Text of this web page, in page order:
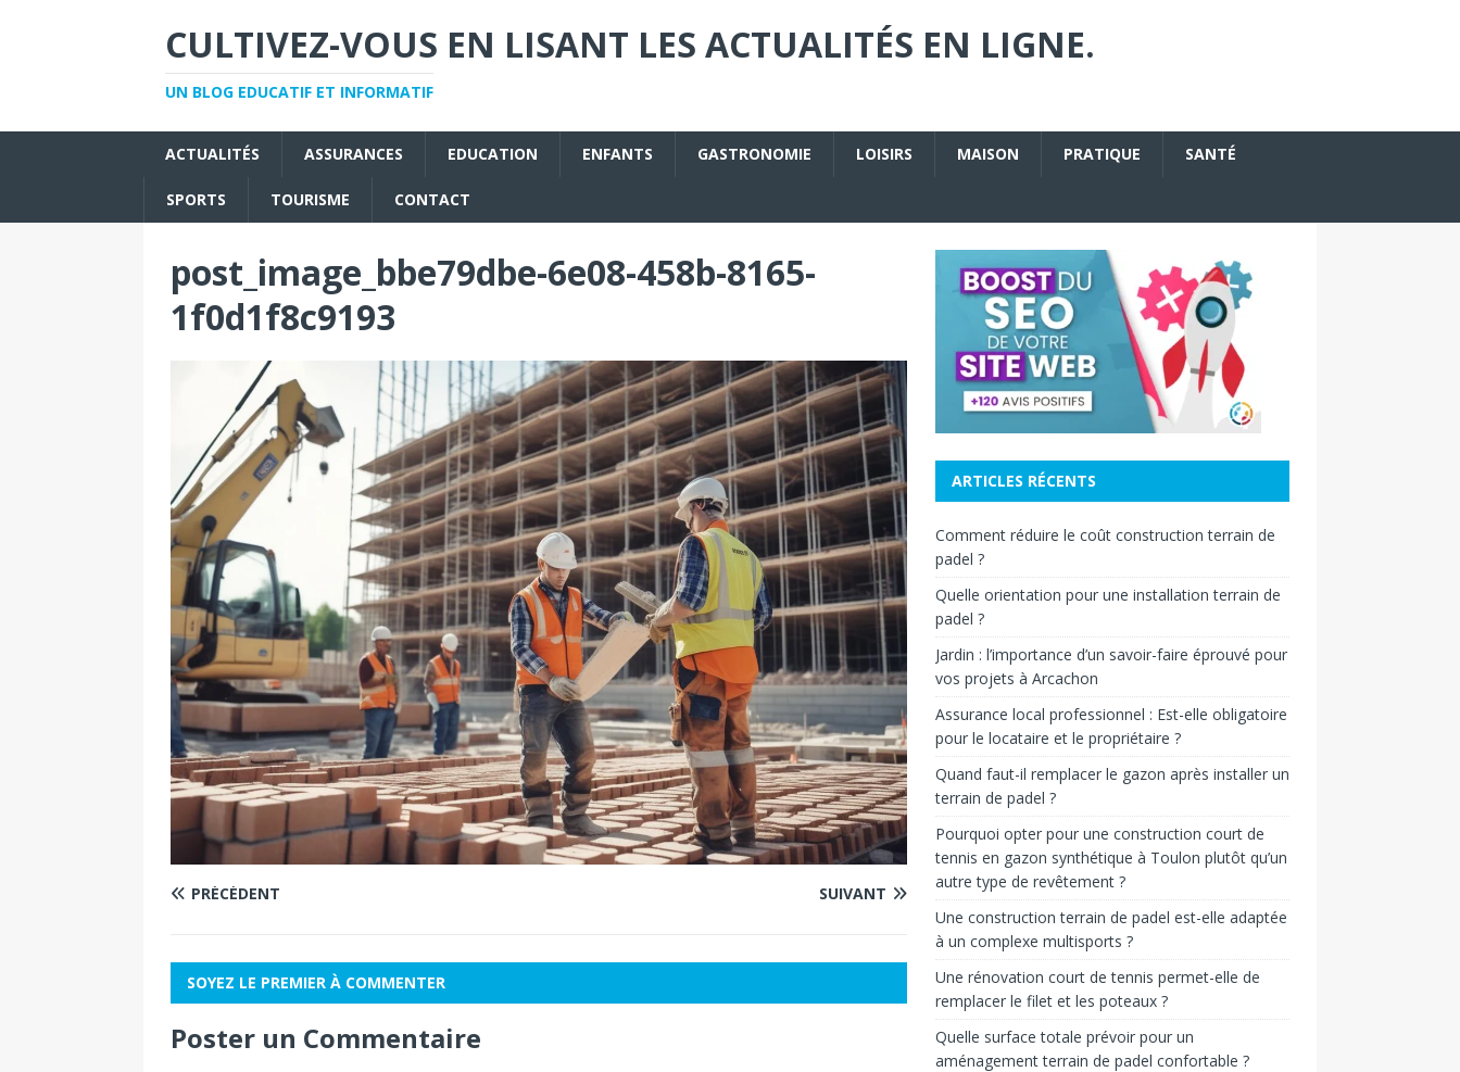
CULTIVEZ-VOUS EN LISANT LES ACTUALITÉS EN LIGNE.
UN BLOG EDUCATIF ET INFORMATIF
ACTUALITÉS ASSURANCES EDUCATION ENFANTS GASTRONOMIE LOISIRS MAISON PRATIQUE SANTÉ
SPORTS TOURISME CONTACT
post_image_bbe79dbe-6e08-458b-8165-
1f0d1f8c9193
PRÉCÉDENT SUIVANT
SOYEZ LE PREMIER À COMMENTER
Poster un Commentaire
ARTICLES RÉCENTS
Comment réduire le coût construction terrain de
padel ?
Quelle orientation pour une installation terrain de
padel ?
Jardin : l’importance d’un savoir-faire éprouvé pour
vos projets à Arcachon
Assurance local professionnel : Est-elle obligatoire
pour le locataire et le propriétaire ?
Quand faut-il remplacer le gazon après installer un
terrain de padel ?
Pourquoi opter pour une construction court de
tennis en gazon synthétique à Toulon plutôt qu’un
autre type de revêtement ?
Une construction terrain de padel est-elle adaptée
à un complexe multisports ?
Une rénovation court de tennis permet-elle de
remplacer le filet et les poteaux ?
Quelle surface totale prévoir pour un
aménagement terrain de padel confortable ?